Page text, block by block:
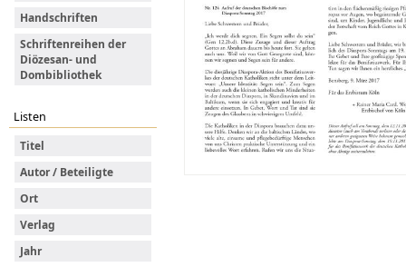
Handschriften
Schriftenreihen der
Diözesan- und
Dombibliothek
Listen
Titel
Autor / Beteiligte
Ort
Verlag
Jahr